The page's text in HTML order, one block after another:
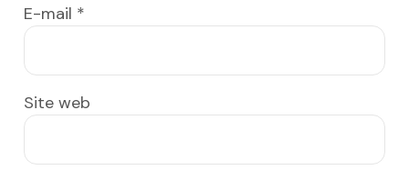
E-mail *
Site web